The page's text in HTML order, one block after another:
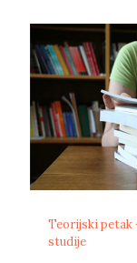
Teorijski petak
studije